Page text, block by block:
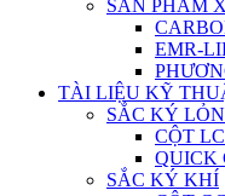
SẢN PHẨM
EMR-
TÀI LIỆU KỸ
SẮC KÝ
CỘT LC
QUICK
SẮC KÝ KHÍ